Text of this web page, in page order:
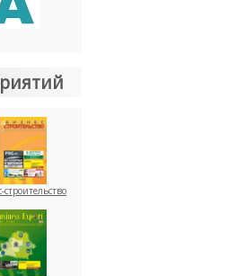
строительство